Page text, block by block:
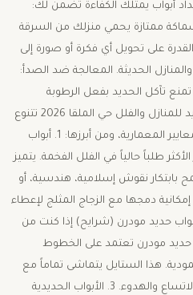
أبواب يمتلك الكفاءة تضمن لك:
سماكة ممتازة يحمي منزلك من السرقة
على تحويل أي فكرة أو صورة إلى
الحديثة. ​المعالجة ضد الصدأ:
تمنع تآكل الحديد بفعل الرطوبة
والأمطار. ​أحدث تصاميم أبواب الحديد للمنازل والفلل حي الملقا 2026 ​تتنوع
التصاميم لتناسب كافة الأذواق والمعايير المعمارية، ومن أبرزها: ​1. أبواب
طلباً حالياً في الفلل الفخمة. يتميز
بابتكار نقوش إسلامية، هندسية، أو
دمجها مع الزجاج المثلج لإعطاء
عصرية وإضاءة طبيعية. ​2. أبواب حديد مودرن (شرايح) ​إذا كنت من
حديد مودرن تعتمد على الخطوط
هذا الستايل يتماشى تماماً مع
الواجهات السكنية الحديثة ويوحي بالاتساع والهدوء. ​3. الأبواب الحديدية